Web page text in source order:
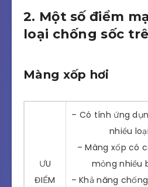
2. Một số điểm
loại chống sốc
Màng xốp hơi
ƯU
ĐIỂM
– Có tính ứng
nhiều
– Màng xốp có
mỏng nhiều
– Khả năng